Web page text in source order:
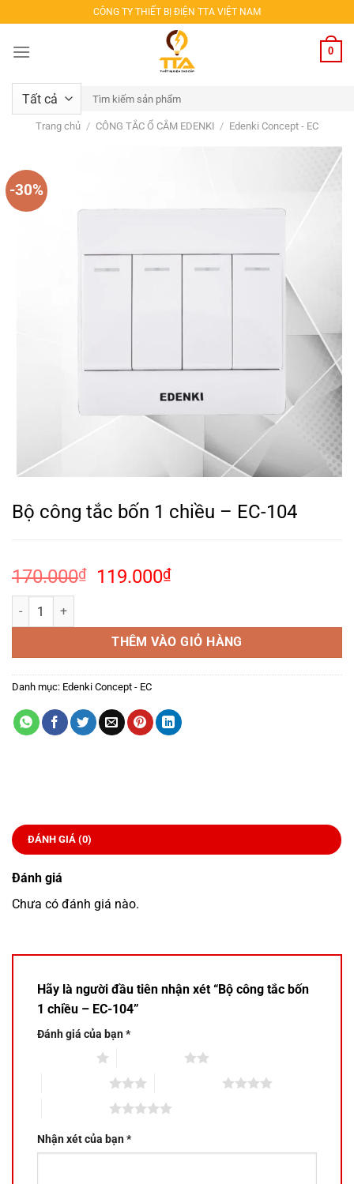
qua
nội
CÔNG TY THIẾT BỊ ĐIỆN TTA VIỆT NAM
0
Tìm
kiếm:
Trang chủ / CÔNG TẮC Ổ CẮM EDENKI / Edenki Concept - EC
-30%
Bộ công tắc bốn 1 chiều – EC-104
170.000₫
Giá
170.000₫.
119.000₫Giá
là:
119.000₫.
Bộ công tắc bốn 1 chiều – EC-104 số lượng
THÊM VÀO GIỎ HÀNG
Danh mục: Edenki Concept - EC
ĐÁNH GIÁ (0)
Đánh giá
Chưa có đánh giá nào.
Hãy là người đầu tiên nhận xét “Bộ công tắc bốn
1 chiều – EC-104”
Đánh giá của bạn*
Nhận xét của bạn*